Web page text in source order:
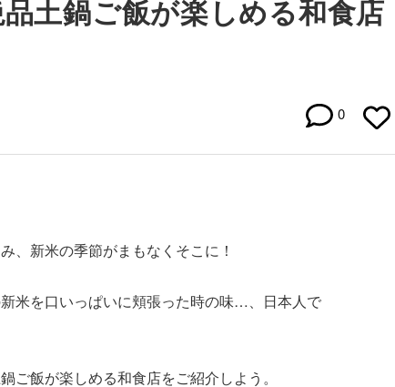
土鍋ご飯が楽しめる和食店
0
、新米の季節がまもなくそこに！
米を口いっぱいに頬張った時の味…、日本人で
ご飯が楽しめる和食店をご紹介しよう。